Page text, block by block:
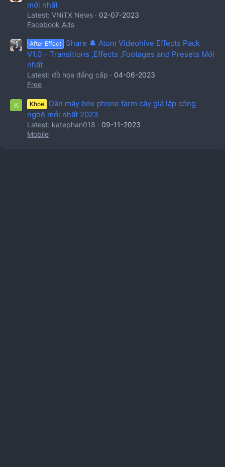
mới nhất
Latest: VNiTX News
02-07-2023
Facebook Ads
After Effect
Share 🔔 Atom Videohive Effects Pack
V1.0 – Transitions ,Effects ,Footages and Presets Mới
nhất
Latest: đồ họa đẳng cấp
04-06-2023
Free
K Khoe
Dàn máy box phone farm cày giả lập công
nghệ mới nhất 2023
Latest: katephan018
09-11-2023
Mobile